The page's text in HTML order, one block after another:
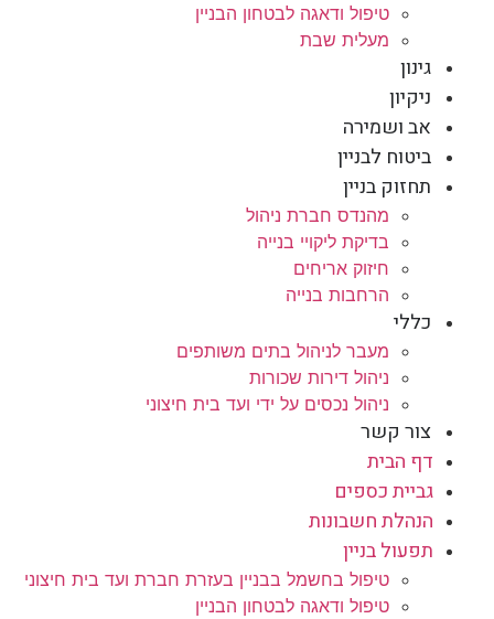
טיפול ודאגה לבטחון הבניין
מעלית שבת
גינון
ניקיון
אב ושמירה
ביטוח לבניין
תחזוק בניין
מהנדס חברת ניהול
בדיקת ליקויי בנייה
חיזוק אריחים
הרחבות בנייה
כללי
מעבר לניהול בתים משותפים
ניהול דירות שכורות
ניהול נכסים על ידי ועד בית חיצוני
צור קשר
דף הבית
גביית כספים
הנהלת חשבונות
תפעול בניין
טיפול בחשמל בבניין בעזרת חברת ועד בית חיצוני
טיפול ודאגה לבטחון הבניין